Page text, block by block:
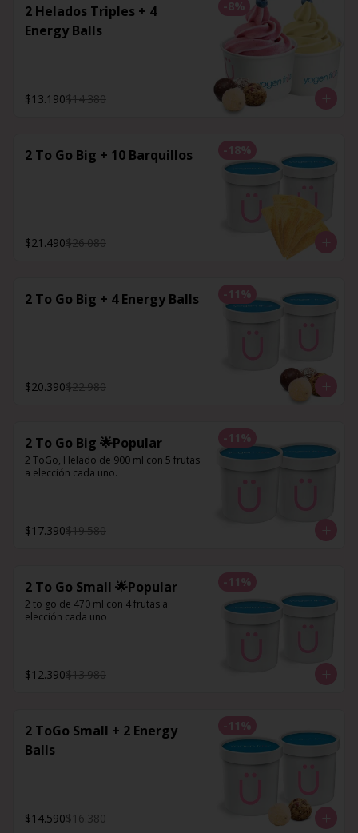
-8%
2 Helados Triples + 4
Energy Balls
$13.190$14.380
-18%
2 To Go Big + 10 Barquillos
$21.490$26.080
-11 %
2 To Go Big + 4 Energy Balls
$20.390$22.980
-11 %
2 To Go Big 🌟Popular
2 ToGo, Helado de 900 ml con 5 frutas
a elección cada uno.
$17.390$19.580
-11 %
2 To Go Small 🌟Popular
2 to go de 470 ml con 4 frutas a
elección cada uno
$12.390$13.980
-11 %
2 ToGo Small + 2 Energy
Balls
$14.590$16.380